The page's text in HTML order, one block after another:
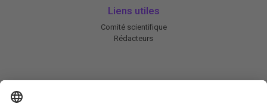
Liens utiles
Comité scientifique
Rédacteurs